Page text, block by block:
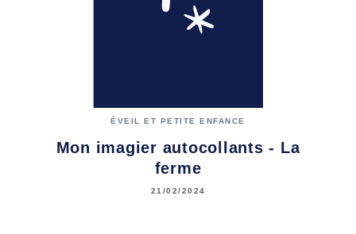
ÉVEIL ET PETITE ENFANCE
Mon imagier autocollants - La
ferme
21/02/2024